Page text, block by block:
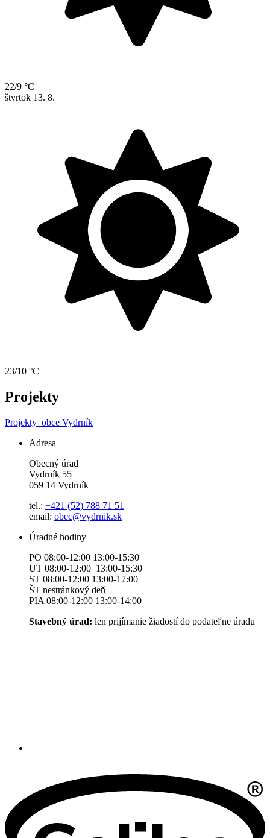
22/9 °C
štvrtok 13. 8.
23/10 °C
Projekty
Projekty obce Vydrník
Adresa
Obecný úrad
Vydrník 55
059 14 Vydrník
tel.: +421 (52) 788 71 51
email: obec@vydrnik.sk
Úradné hodiny
PO 08:00-12:00 13:00-15:30
UT 08:00-12:00 13:00-15:30
ST 08:00-12:00 13:00-17:00
ŠT nestránkový deň
PIA 08:00-12:00 13:00-14:00
Stavebný úrad: len prijímanie žiadostí do podateľne úradu